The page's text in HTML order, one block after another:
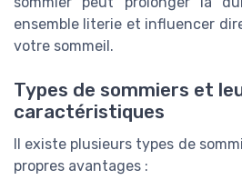
ensemble literie et influencer
votre sommeil.
Types de sommiers et
caractéristiques
Il existe plusieurs types de
propres avantages :